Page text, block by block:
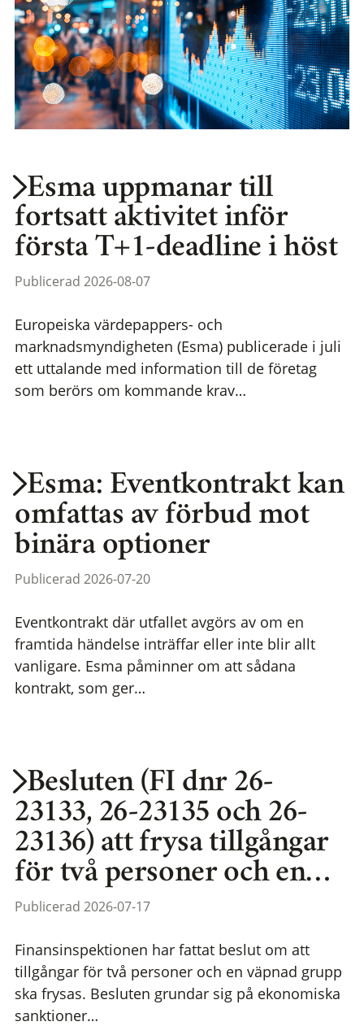
Esma uppmanar till
fortsatt aktivitet inför
första T+1-deadline i höst
Publicerad 2026-08-07
Europeiska värdepappers- och
marknadsmyndigheten (Esma) publicerade i juli
ett uttalande med information till de företag
som berörs om kommande krav…
Esma: Eventkontrakt kan
omfattas av förbud mot
binära optioner
Publicerad 2026-07-20
Eventkontrakt där utfallet avgörs av om en
framtida händelse inträffar eller inte blir allt
vanligare. Esma påminner om att sådana
kontrakt, som ger…
Besluten (FI dnr 26-
23133, 26-23135 och 26-
23136) att frysa tillgångar
för två personer och en…
Publicerad 2026-07-17
Finansinspektionen har fattat beslut om att
tillgångar för två personer och en väpnad grupp
ska frysas. Besluten grundar sig på ekonomiska
sanktioner…